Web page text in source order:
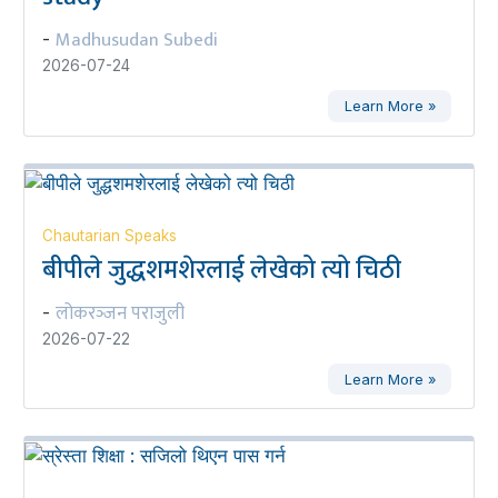
- Madhusudan Subedi
2026-07-24
Learn More »
Chautarian Speaks
बीपीले जुद्धशमशेरलाई लेखेको त्यो चिठी
- लोकरञ्‍जन पराजुली
2026-07-22
Learn More »